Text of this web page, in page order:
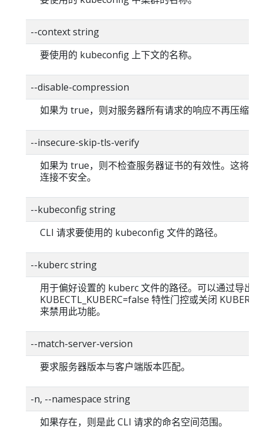
--context string
要使用的 kubeconfig 上下文的名称。
--disable-compression
如果为 true，则对服务器所有请求的响应不再压缩。
--insecure-skip-tls-verify
如果为 true，则不检查服务器证书的有效性。这将使
连接不安全。
--kubeconfig string
CLI 请求要使用的 kubeconfig 文件的路径。
--kuberc string
用于偏好设置的 kuberc 文件的路径。可以通过导出
KUBECTL_KUBERC=false 特性门控或关闭
来禁用此功能。
--match-server-version
要求服务器版本与客户端版本匹配。
-n, --namespace string
如果存在，则是此 CLI 请求的命名空间范围。